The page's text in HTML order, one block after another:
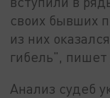
своих бывших
из них
гибель", пишет
Анализ судеб